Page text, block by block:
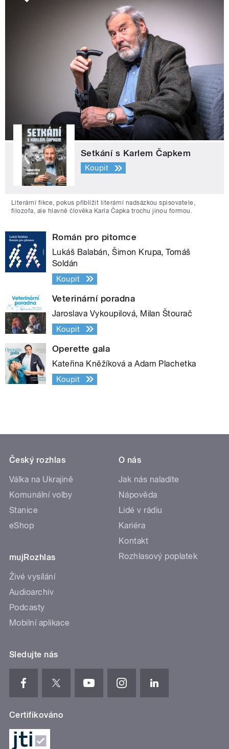
Setkání s Karlem Čapkem
Koupit
Literární fikce, pokus přiblížit literární nadsázkou spisovatele,
filozofa, ale hlavně člověka Karla Čapka trochu jinou formou.
Román pro pitomce
Lukáš Balabán, Šimon Krupa, Tomáš
Soldán
Koupit
Veterinární poradna
Jaroslava Vykoupilová, Milan Štourač
Koupit
Operette gala
Kateřina Kněžíková a Adam Plachetka
Koupit
Český rozhlas
Válka na Ukrajině
Komunální volby
Stanice
eShop
mujRozhlas
Živé vysílání
Audioarchiv
Podcasty
Mobilní aplikace
O nás
Jak nás naladíte
Nápověda
Lidé v rádiu
Kariéra
Kontakt
Rozhlasový poplatek
Sledujte nás
Certifikováno